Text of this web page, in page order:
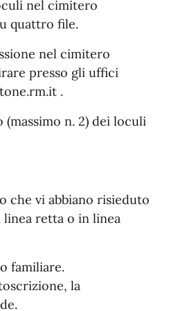
nel cimitero
quattro file.
nel cimitero
presso gli uffici
.
n. 2) dei loculi
che vi abbiano risieduto
linea retta o in linea
familiare.
la